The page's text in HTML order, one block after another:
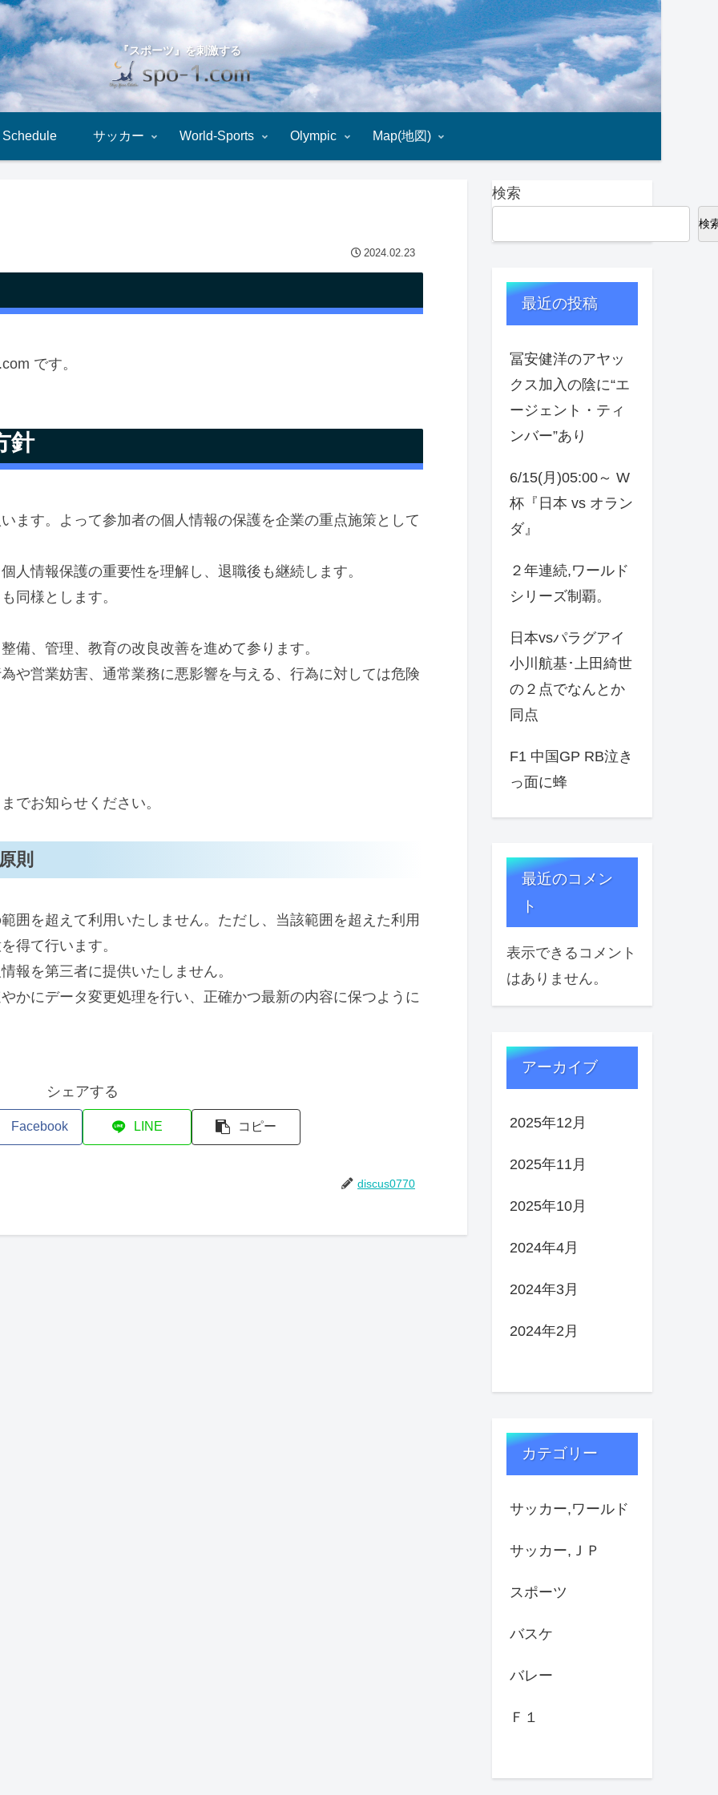
『スポーツ』を刺激する
Schedule サッカー World-Sports Olympic Map(地図)
2024.02.23
です。
針
ます。よって参加者の個人情報の保護を企業の重点施策として
人情報保護の重要性を理解し、退職後も継続します。
同様とします。
備、管理、教育の改良改善を進めて参ります。
や営業妨害、通常業務に悪影響を与える、行為に対しては危険
でお知らせください。
則
囲を超えて利用いたしません。ただし、当該範囲を超えた利用
得て行います。
報を第三者に提供いたしません。
かにデータ変更処理を行い、正確かつ最新の内容に保つように
シェアする
Facebook LINE コピー
discus0770
検索
検
最近の投稿
冨安健洋のアヤッ
クス加入の陰に“エ
ージェント・ティ
ンバー”あり
6/15(月)05:00～ W
杯『日本 vs オラン
ダ』
２年連続,ワールド
シリーズ制覇。
日本vsパラグアイ
小川航基･上田綺世
の２点でなんとか
同点
F1 中国GP RB泣き
っ面に蜂
最近のコメン
ト
表示できるコメント
はありません。
アーカイブ
2025年12月
2025年11月
2025年10月
2024年4月
2024年3月
2024年2月
カテゴリー
サッカー,ワールド
サッカー,ＪＰ
スポーツ
バスケ
バレー
Ｆ１